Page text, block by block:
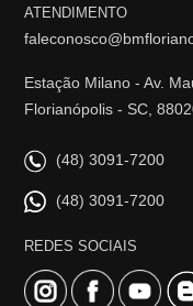
ATENDIMENTO
Estação Milano - Av.
Florianópolis - SC,
(48) 3091-7200
(48) 3091-7200
REDES SOCIAIS